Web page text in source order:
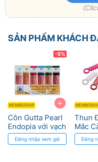
SẢN PHẨM KHÁCH
+
-5%
MEMBERSHIP
Côn Gutta Pearl
Endopia với vạch
chia cho nội nha
Đăng nhập xem giá
Thun
Mắc
3M -
Trị
Đăng